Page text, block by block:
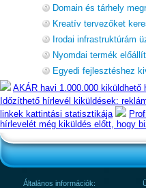
Domain és tárhely
Kreatív tervezőket
Irodai infrastruktúrám
Nyomdai termék
Egyedi fejlesztéshez
AKÁR havi 1.000.000
Időzíthető hírlevél kiküldések:
linkek kattintási statisztikája
hírlevelét még kiküldés előtt, hogy
Általános információk: